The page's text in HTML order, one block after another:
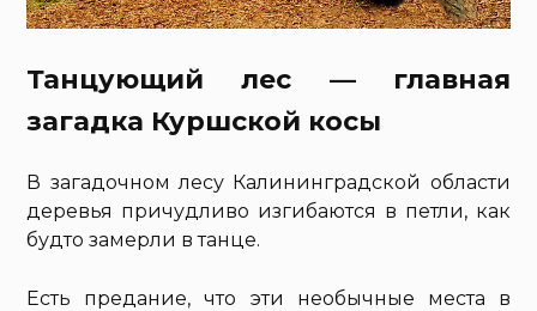
Танцующий лес — главная
загадка Куршской косы
В загадочном лесу Калининградской области
деревья причудливо изгибаются в петли, как
будто замерли в танце.
Есть предание, что эти необычные места в